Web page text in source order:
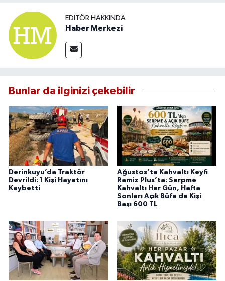
EDITÖR HAKKINDA
Haber Merkezi
Bunlar da ilginizi çekebilir
Derinkuyu’da Traktör
Devrildi: 1 Kişi Hayatını
Kaybetti
Ağustos’ta Kahvaltı Keyfi
Ramiz Plus’ta: Serpme
Kahvaltı Her Gün, Hafta
Sonları Açık Büfe de Kişi
Başı 600 TL